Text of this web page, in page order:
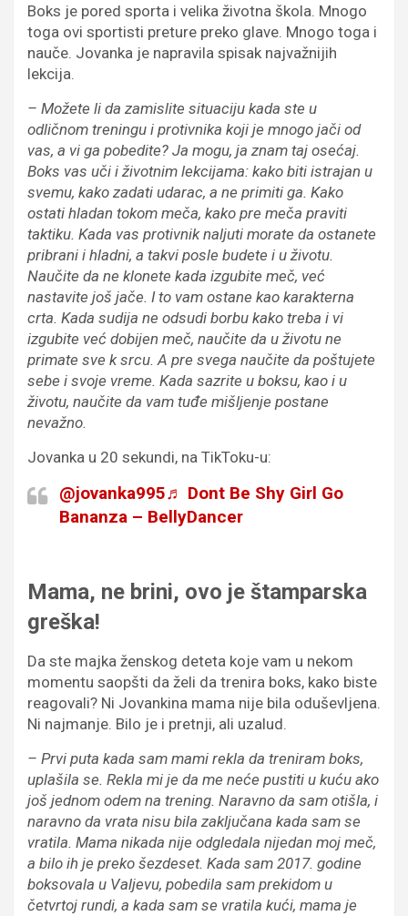
Boks je pored sporta i velika životna škola. Mnogo
toga ovi sportisti preture preko glave. Mnogo toga i
nauče. Jovanka je napravila spisak najvažnijih
lekcija.
– Možete li da zamislite situaciju kada ste u
odličnom treningu i protivnika koji je mnogo jači od
vas, a vi ga pobedite? Ja mogu, ja znam taj osećaj.
Boks vas uči i životnim lekcijama: kako biti istrajan u
svemu, kako zadati udarac, a ne primiti ga. Kako
ostati hladan tokom meča, kako pre meča praviti
taktiku. Kada vas protivnik naljuti morate da ostanete
pribrani i hladni, a takvi posle budete i u životu.
Naučite da ne klonete kada izgubite meč, već
nastavite još jače. I to vam ostane kao karakterna
crta. Kada sudija ne odsudi borbu kako treba i vi
izgubite već dobijen meč, naučite da u životu ne
primate sve k srcu.A pre svega naučite da poštujete
sebe i svoje vreme. Kada sazrite u boksu, kao i u
životu, naučite da vam tuđe mišljenje postane
nevažno.
Jovanka u 20 sekundi, na TikToku-u:
@jovanka995♬ Dont Be Shy Girl Go
Bananza – BellyDancer
Mama, ne brini, ovo je štamparska
greška!
Da ste majka ženskog deteta koje vam u nekom
momentu saopšti da želi da trenira boks, kako biste
reagovali? Ni Jovankina mama nije bila oduševljena.
Ni najmanje. Bilo je i pretnji, ali uzalud.
– Prvi puta kada sam mami rekla da treniram boks,
uplašila se. Rekla mi je da me neće pustiti u kuću ako
još jednom odem na trening. Naravno da sam otišla, i
naravno da vrata nisu bila zaključana kada sam se
vratila. Mama nikada nije odgledala nijedan moj meč,
a bilo ih je preko šezdeset. Kada sam 2017. godine
boksovala u Valjevu, pobedila sam prekidom u
četvrtoj rundi, a kada sam se vratila kući, mama je